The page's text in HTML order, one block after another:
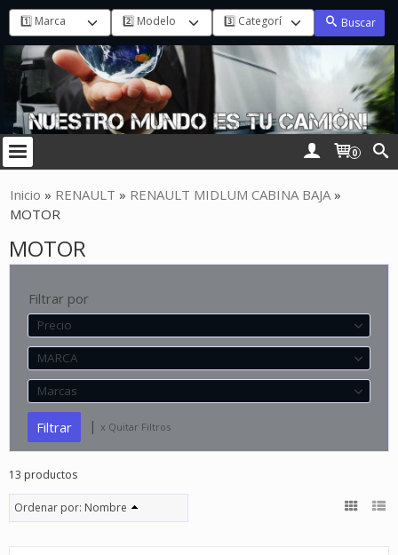
Buscar
0
Inicio » RENAULT » RENAULT MIDLUM CABINA BAJA»
MOTOR
MOTOR
Filtrar por
Precio
MARCA
Marcas
| x Quitar Filtros
13 productos
Ordenar por: Nombre